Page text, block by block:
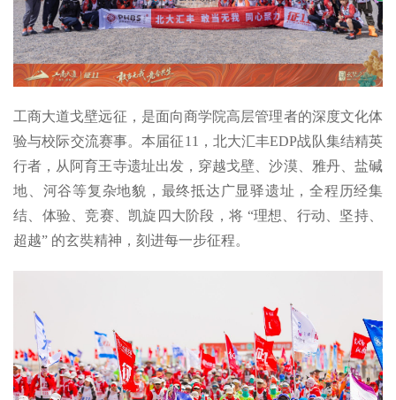
工商大道戈壁远征，是面向商学院高层管理者的深度文化体
验与校际交流赛事。本届征11，北大汇丰EDP战队集结精英
行者，从阿育王寺遗址出发，穿越戈壁、沙漠、雅丹、盐碱
地、河谷等复杂地貌，最终抵达广显驿遗址，全程历经集
结、体验、竞赛、凯旋四大阶段，将 “理想、行动、坚持、
超越” 的玄奘精神，刻进每一步征程。